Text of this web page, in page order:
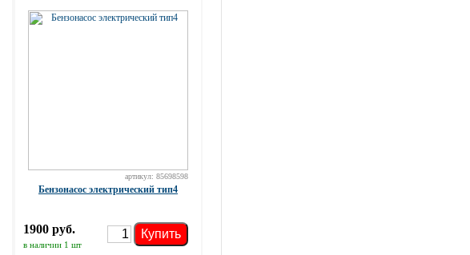
артикул: 85698598
Бензонасос электрический тип4
1900 руб.
в наличии 1 шт
Купить